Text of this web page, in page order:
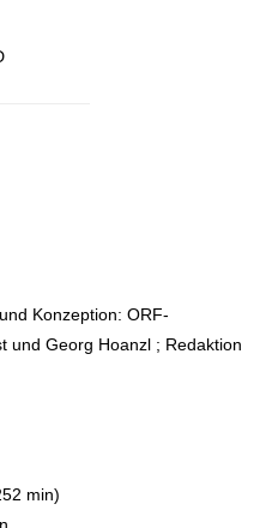
Konzeption: ORF-
und Georg Hoanzl ; Redaktion
min)